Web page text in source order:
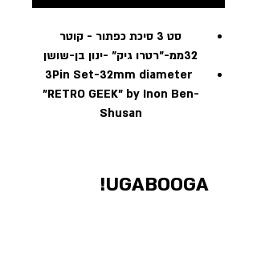
סט 3 סיכת כפתור - קוטר
32ממ-״רטרו גיק״ -ינון בן-שושן
3Pin Set-32mm diameter
"RETRO GEEK" by Inon Ben-
Shusan
UGABOOGA!